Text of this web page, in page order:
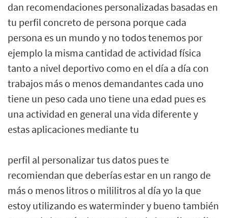
dan recomendaciones personalizadas basadas en
tu perfil concreto de persona porque cada
persona es un mundo y no todos tenemos por
ejemplo la misma cantidad de actividad física
tanto a nivel deportivo como en el día a día con
trabajos más o menos demandantes cada uno
tiene un peso cada uno tiene una edad pues es
una actividad en general una vida diferente y
estas aplicaciones mediante tu
perfil al personalizar tus datos pues te
recomiendan que deberías estar en un rango de
más o menos litros o mililitros al día yo la que
estoy utilizando es waterminder y bueno también